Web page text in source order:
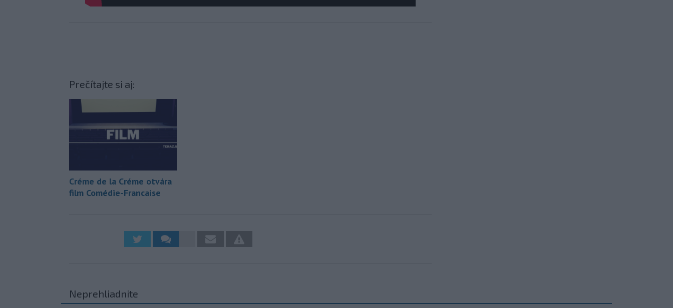
Prečítajte si aj:
Créme de la Créme otvára
film Comédie-Francaise
Neprehliadnite